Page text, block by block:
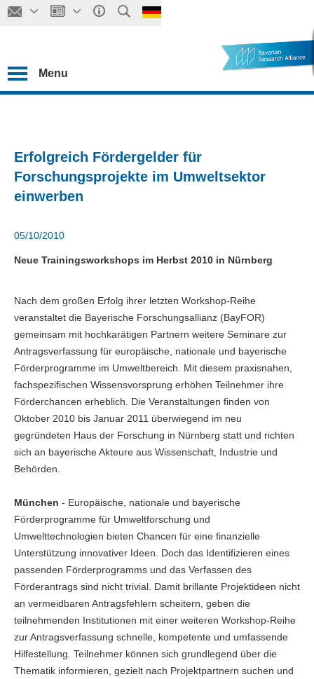
Menu
Erfolgreich Fördergelder für
Forschungsprojekte im Umweltsektor
einwerben
05/10/2010
Neue Trainingsworkshops im Herbst 2010 in Nürnberg
Nach dem großen Erfolg ihrer letzten Workshop-Reihe
veranstaltet die Bayerische Forschungsallianz (BayFOR)
gemeinsam mit hochkarätigen Partnern weitere Seminare zur
Antragsverfassung für europäische, nationale und bayerische
Förderprogramme im Umweltbereich. Mit diesem praxisnahen,
fachspezifischen Wissensvorsprung erhöhen Teilnehmer ihre
Förderchancen erheblich. Die Veranstaltungen finden von
Oktober 2010 bis Januar 2011 überwiegend im neu
gegründeten Haus der Forschung in Nürnberg statt und richten
sich an bayerische Akteure aus Wissenschaft, Industrie und
Behörden.
München - Europäische, nationale und bayerische
Förderprogramme für Umweltforschung und
Umwelttechnologien bieten Chancen für eine finanzielle
Unterstützung innovativer Ideen. Doch das Identifizieren eines
passenden Förderprogramms und das Verfassen des
Förderantrags sind nicht trivial. Damit brillante Projektideen nicht
an vermeidbaren Antragsfehlern scheitern, geben die
teilnehmenden Institutionen mit einer weiteren Workshop-Reihe
zur Antragsverfassung schnelle, kompetente und umfassende
Hilfestellung. Teilnehmer können sich grundlegend über die
Thematik informieren, gezielt nach Projektpartnern suchen und